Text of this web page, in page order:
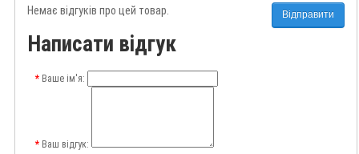
Відправити
Немає відгуків про цей товар.
Написати відгук
Ваше ім'я:
Ваш відгук: